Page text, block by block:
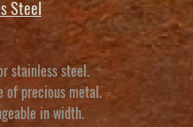
Steel
stainless steel.
of precious metal.
in width.